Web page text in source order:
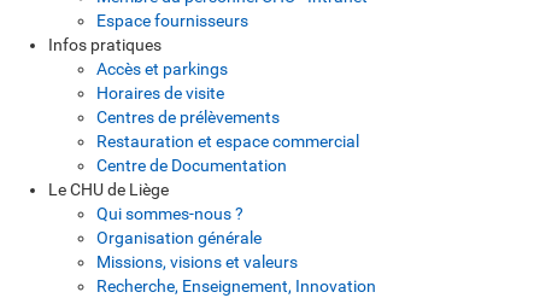
Espace fournisseurs
Infos pratiques
Accès et parkings
Horaires de visite
Centres de prélèvements
Restauration et espace commercial
Centre de Documentation
Le CHU de Liège
Qui sommes-nous ?
Organisation générale
Missions, visions et valeurs
Recherche, Enseignement, Innovation